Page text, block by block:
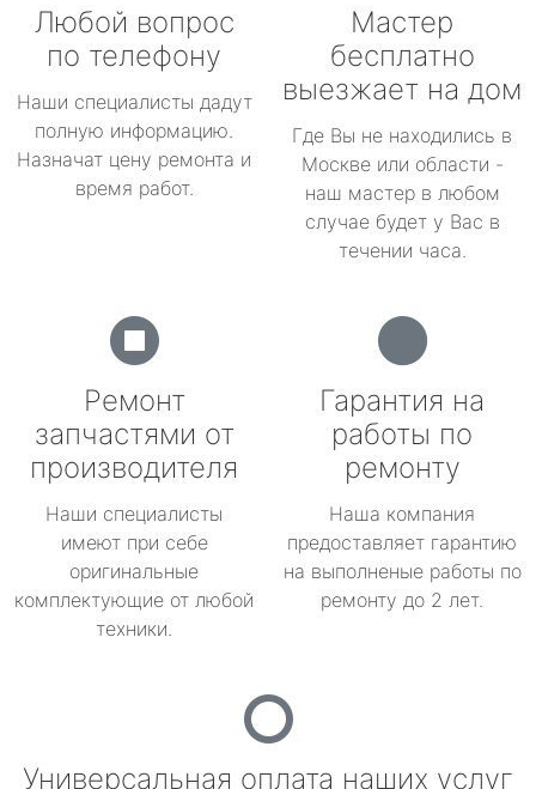
Любой вопрос
по телефону
Наши специалисты дадут
полную информацию.
Назначат цену ремонта и
время работ.
Мастер
бесплатно
выезжает на дом
Где Вы не находились в
Москве или области -
наш мастер в любом
случае будет у Вас в
течении часа.
Ремонт
запчастями от
производителя
Наши специалисты
имеют при себе
оригинальные
комплектующие от любой
техники.
Гарантия на
работы по
ремонту
Наша компания
предоставляет гарантию
на выполненые работы по
ремонту до 2 лет.
Универсальная оплата наших услуг